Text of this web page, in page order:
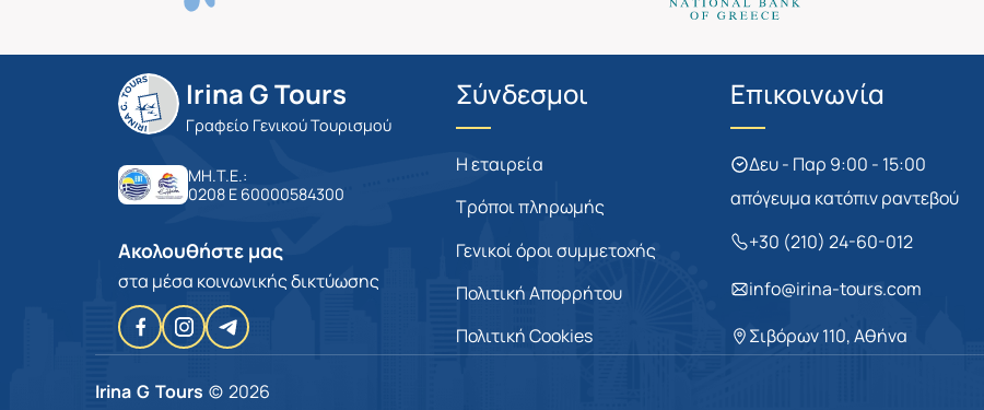
Irina G Tours
Γραφείο Γενικού Τουρισμού
MH.T.E.:
0208 E 60000584300
Ακολουθήστε μας
στα μέσα κοινωνικής δικτύωσης
Σύνδεσμοι
Η εταιρεία
Τρόποι πληρωμής
Γενικοί όροι συμμετοχής
Πολιτική Απορρήτου
Πολιτική Cookies
Επικοινωνία
Δευ - Παρ 9:00 - 15:00
απόγευμα κατόπιν ραντεβού
+30 (210) 24-60-012
info@irina-tours.com
Σιβόρων 110, Αθήνα
Irina G Tours © 2026